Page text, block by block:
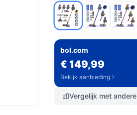
bol.com
€ 149,99
Bekijk aanbieding
Vergelijk met andere